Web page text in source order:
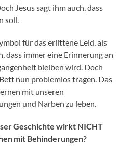
Jesus sagt ihm auch, dass
soll.
für das erlittene Leid, als
dass immer eine Erinnerung an
bleiben wird. Doch
nun problemlos tragen. Das
mit unseren
und Narben zu leben.
Geschichte wirkt NICHT
mit Behinderungen?